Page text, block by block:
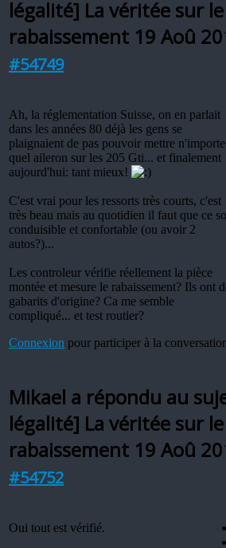
légalité] La véritée sur le
rabaissement 19 Aoû
#54749
Ah, la réglementation Suisse, on en parlait
dans les années 80 déjà les gens se
plaignaient de pas pouvoir mettre n'importe
quel aileron sur les 205 Gti... et finalement
aujourd'hui: tant mieux!
C'est vrai pour les ressorts très courts, c'est
très beau mais au quotidien il faut que ce
conduisible et confortable (ou avoir 2
autos?)...
Les controleur vérifie réellement la pièce
montée et mesure le rabaissement? Ils ont
gabarits d'origine? Ca me semble
compliqué... et test routier?
Connexion pour participer à la
Mikael a répondu au
légalité] La véritée sur le
rabaissement 19 Aoû
#54752
Oui tout est vérifié.